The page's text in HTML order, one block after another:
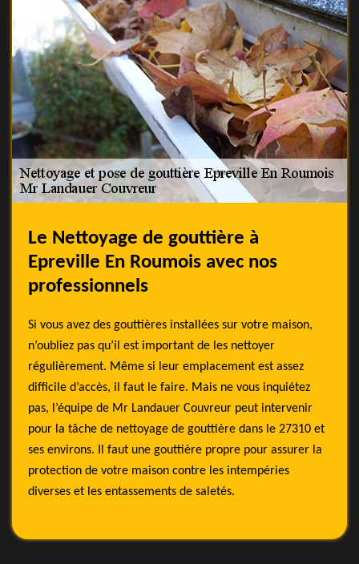
Le Nettoyage de gouttière à
Epreville En Roumois avec nos
professionnels
Si vous avez des gouttières installées sur votre maison,
n’oubliez pas qu’il est important de les nettoyer
régulièrement. Même si leur emplacement est assez
difficile d’accès, il faut le faire. Mais ne vous inquiétez
pas, l’équipe de Mr Landauer Couvreur peut intervenir
pour la tâche de nettoyage de gouttière dans le 27310 et
ses environs. Il faut une gouttière propre pour assurer la
protection de votre maison contre les intempéries
diverses et les entassements de saletés.